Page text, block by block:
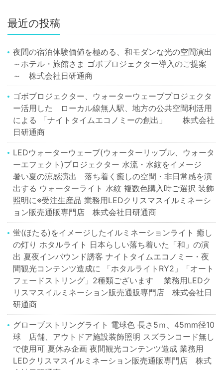
最近の投稿
夜間の宿泊体験価値を極める、和モダンな光の空間演出
～ホテル・旅館さま ゴボプロジェクター導入のご提案
～ 株式会社日研通商
ゴボプロジェクター、ウォーターウェーブプロジェクタ
ー活用した ローカル線無人駅、地方の公共空間利活用
による 「ナイトタイムエコノミーの創出」 株式会社
日研通商
LEDウォーターウェーブ(ウォーターリップル、ウォータ
ーエフェクト)プロジェクター 水流・水紋をイメージ
暑い夏の涼感演出 落ち着く癒しの空間・非日常感を演
出する ウォーターライト 水紋 複数色購入時ご選択 装飾
照明に※受注生産品 業務用LEDクリスマスイルミネーシ
ョン販売通販専門店 株式会社日研通商
蛍(ほたる)をイメージしたイルミネーションライト 癒し
の灯り ホタルライト 日本らしい落ち着いた「和」の演
出 夏夜インバウンド誘客 ナイトタイムエコノミー・夜
間観光コンテンツ造成に 「ホタルライトRY2」「オート
フェードストリング」2種類ございます 業務用LEDク
リスマスイルミネーション販売通販専門店 株式会社日
研通商
グローブストリングライト 電球色 長さ5ｍ、45mm径10
球 店舗、アウトドア施設装飾照明 スズランコード無し
で使用可 夏休み企画 夜間観光コンテンツ造成 業務用
LEDクリスマスイルミネーション販売通販専門店 株式